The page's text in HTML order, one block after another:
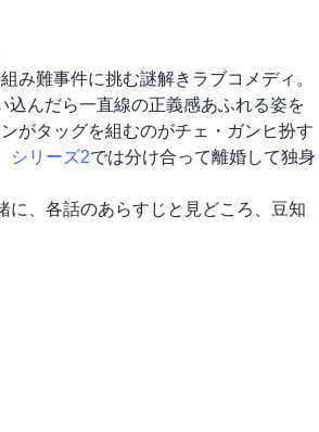
み難事件に挑む謎解きラブコメディ。
込んだら一直線の正義感あふれる姿を
がタッグを組むのがチェ・ガンヒ扮す
シリーズ2では分け合って離婚して独身
、各話のあらすじと見どころ、豆知